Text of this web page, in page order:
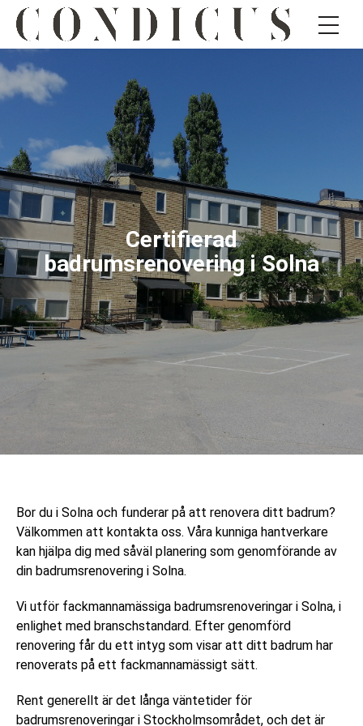
Certifierad
badrumsrenovering i Solna
Bor du i Solna och funderar på att renovera ditt badrum?
Välkommen att kontakta oss. Våra kunniga hantverkare
kan hjälpa dig med såväl planering som genomförande av
din badrumsrenovering i Solna.
Vi utför fackmannamässiga badrumsrenoveringar i Solna, i
enlighet med branschstandard. Efter genomförd
renovering får du ett intyg som visar att ditt badrum har
renoverats på ett fackmannamässigt sätt.
Rent generellt är det långa väntetider för
badrumsrenoveringar i Stockholmsområdet, och det är